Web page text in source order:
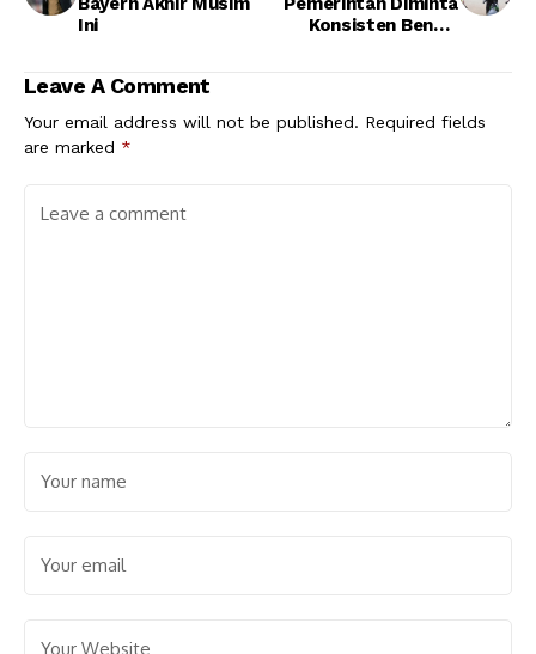
Ini
Konsisten Benahi
Leave A Comment
Your email address will not be published. Required fields
are marked *